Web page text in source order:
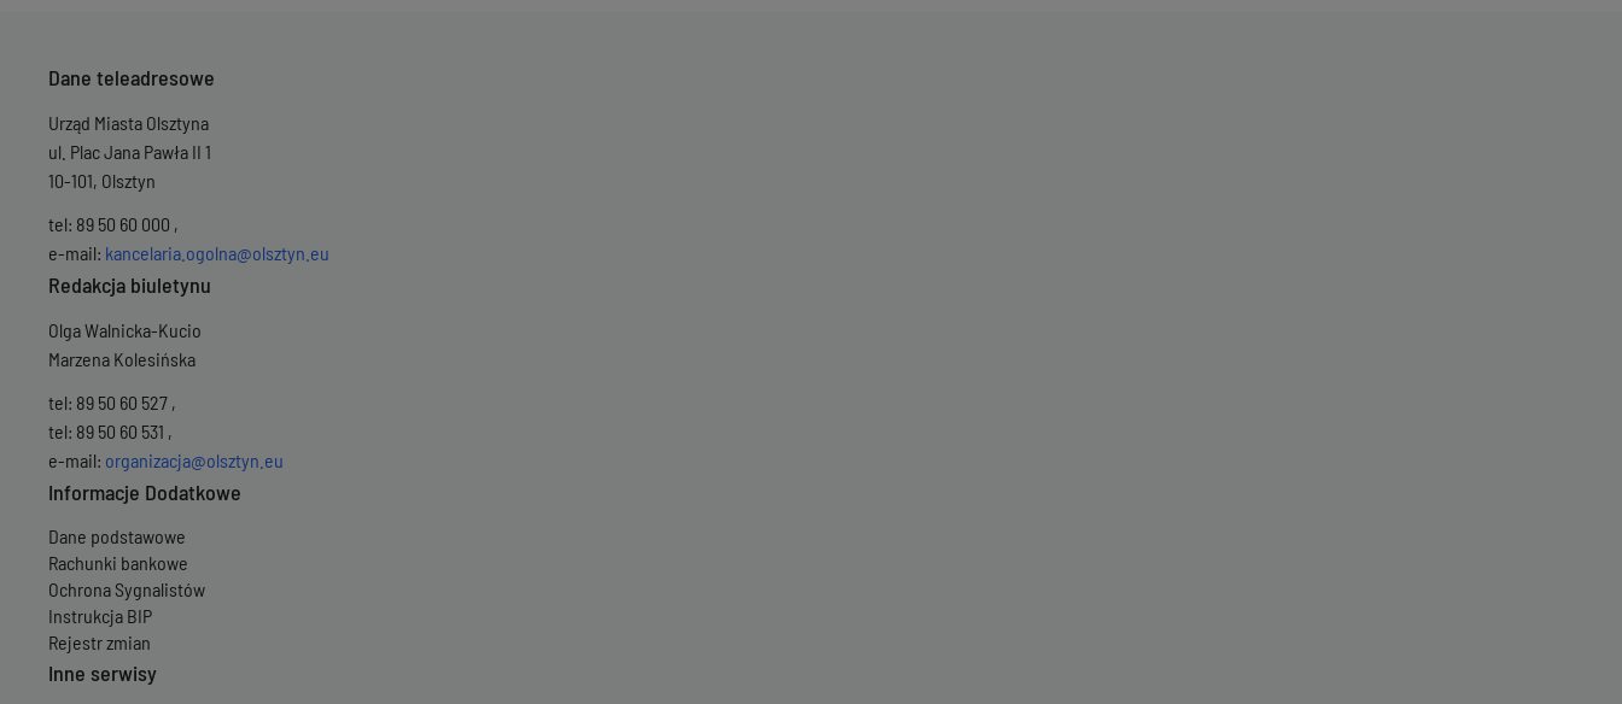
Dane teleadresowe
Urząd Miasta Olsztyna
ul. Plac Jana Pawła II 1
10-101, Olsztyn
tel: 89 50 60 000 ,
e-mail: kancelaria.ogolna@olsztyn.eu
Redakcja biuletynu
Olga Walnicka-Kucio
Marzena Kolesińska
tel: 89 50 60 527 ,
tel: 89 50 60 531 ,
e-mail: organizacja@olsztyn.eu
Informacje Dodatkowe
Dane podstawowe
Rachunki bankowe
Ochrona Sygnalistów
Instrukcja BIP
Rejestr zmian
Inne serwisy